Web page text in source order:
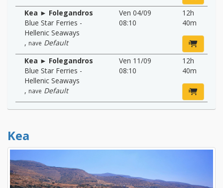
Kea ► Folegandros
Blue Star Ferries -
Hellenic Seaways
, nave Default
Ven 04/09
08:10
12h
40m
Kea ► Folegandros
Blue Star Ferries -
Hellenic Seaways
, nave Default
Ven 11/09
08:10
12h
40m
Kea